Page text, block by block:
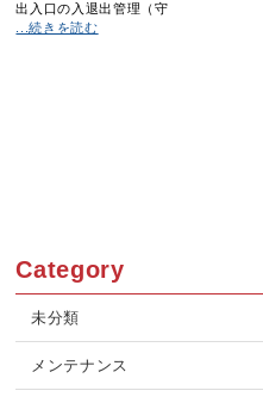
出入口の入退出管理（守
...続きを読む
Category
未分類
メンテナンス